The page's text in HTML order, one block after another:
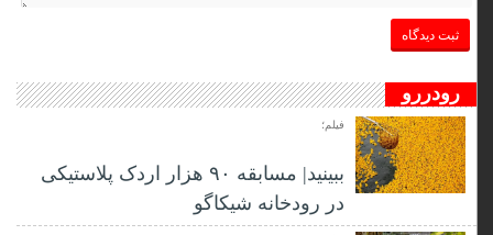
رودررو
فیلم؛
ببینید| مسابقه ۹۰ هزار اردک پلاستیکی
در رودخانه شیکاگو